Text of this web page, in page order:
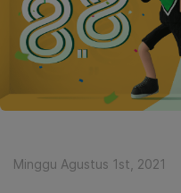
Minggu Agustus 1st, 2021